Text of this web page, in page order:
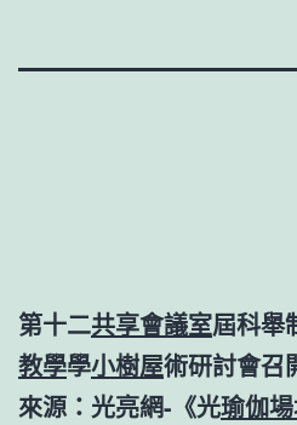
第十二共享會議室屆科舉
教學學小樹屋術研討會召
來源：光亮網-《光瑜伽